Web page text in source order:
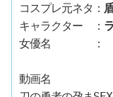
コスプレ元ネタ：
キャラクター　：
女優名　　　　：
動画名